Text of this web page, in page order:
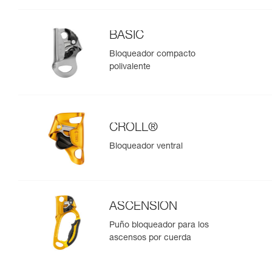
BASIC
Bloqueador compacto
polivalente
CROLL®
Bloqueador ventral
ASCENSION
Puño bloqueador para los
ascensos por cuerda